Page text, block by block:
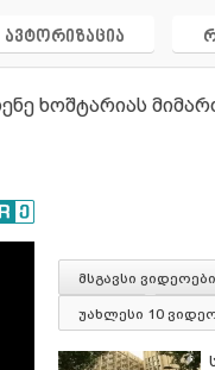
ავტორიზაცია
ხოშტარიას
მსგავსი ვიდეოები
უახლესი 10